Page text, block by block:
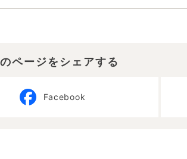
ページをシェアする
Facebook